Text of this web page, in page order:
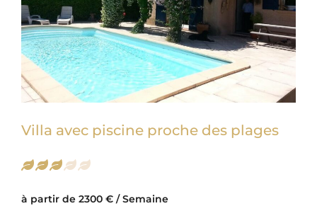
Villa avec piscine proche des plages
à partir de 2300 € / Semaine